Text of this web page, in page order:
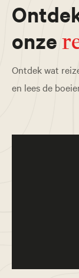
onze
Ontdek wat
en lees de